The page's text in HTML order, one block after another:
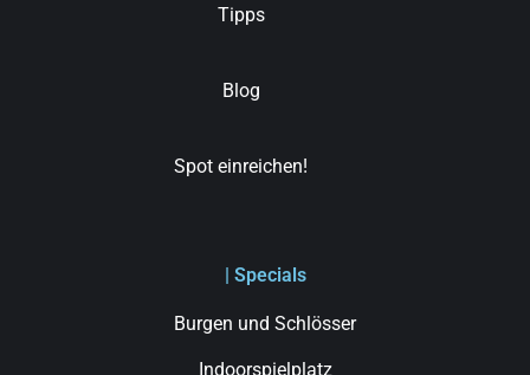
Tipps
Blog
Spot einreichen!
| Specials
Burgen und Schlösser
Indoorspielplatz